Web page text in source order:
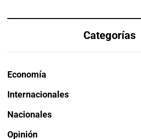
Categorías
Economía
Internacionales
Nacionales
Opinión